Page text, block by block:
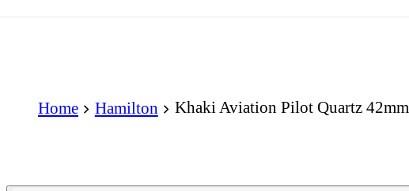
Home Hamilton Khaki Aviation Pilot Quartz 42mm